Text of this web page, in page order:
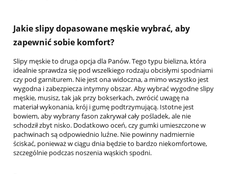
Jakie slipy dopasowane męskie wybrać, aby
zapewnić sobie komfort?
Slipy męskie to druga opcja dla Panów. Tego typu bielizna, która
idealnie sprawdza się pod wszelkiego rodzaju obcisłymi spodniami
czy pod garniturem. Nie jest ona widoczna, a mimo wszystko jest
wygodna i zabezpiecza intymny obszar. Aby wybrać wygodne slipy
męskie, musisz, tak jak przy bokserkach, zwrócić uwagę na
materiał wykonania, krój i gumę podtrzymującą. Istotne jest
bowiem, aby wybrany fason zakrywał cały pośladek, ale nie
schodził zbyt nisko. Dodatkowo oceń, czy gumki umieszczone w
pachwinach są odpowiednio luźne. Nie powinny nadmiernie
ściskać, ponieważ w ciągu dnia będzie to bardzo niekomfortowe,
szczególnie podczas noszenia wąskich spodni.